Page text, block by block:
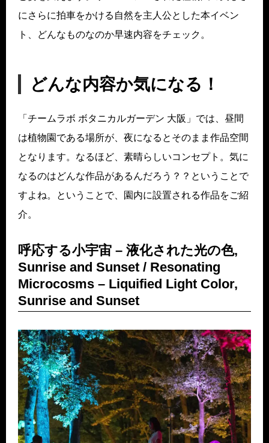
にさらに拍車をかける自然を主人公とした本イベン
ト、どんなものなのか早速内容をチェック。
どんな内容か気になる！
「チームラボ ボタニカルガーデン 大阪」では、昼間
は植物園である場所が、夜になるとそのまま作品空間
となります。なるほど、素晴らしいコンセプト。気に
なるのはどんな作品があるんだろう？？ということで
すよね。ということで、園内に設置される作品をご紹
介。
呼応する小宇宙 – 液化された光の色,
Sunrise and Sunset / Resonating
Microcosms – Liquified Light Color,
Sunrise and Sunset